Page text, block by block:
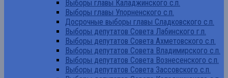
Выборы главы Каладжинского с.п.
Выборы главы Упорненского с.п.
Досрочные выборы главы Сладковского с.п.
Выборы депутатов Совета Лабинского г.п.
Выборы депутатов Совета Ахметовского с.п.
Выборы депутатов Совета Владимирского с.п.
Выборы депутатов Совета Вознесенского с.п.
Выборы депутатов Совета Зассовского с.п.